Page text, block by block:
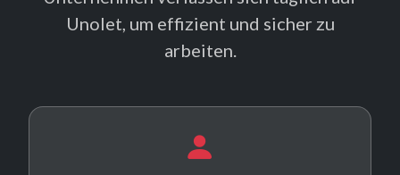
Unolet, um effizient und sicher zu
arbeiten.